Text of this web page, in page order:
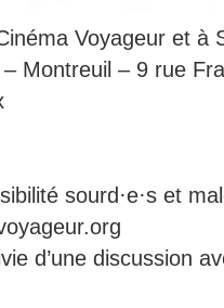
Voyageur et à
Montreuil – 9 rue
sourd·e·s et
d’une discussion